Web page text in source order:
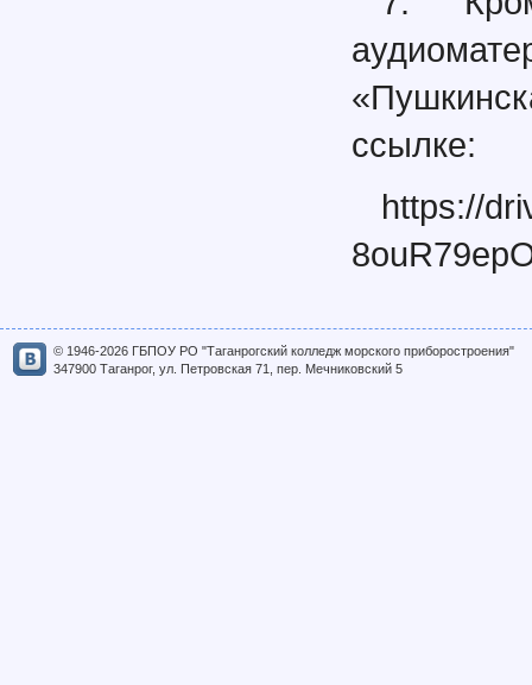
ссылке:
https://
© 1946-2026 ГБПОУ РО "Таганрогский колледж морского приборостроения"
347900 Таганрог, ул. Петровская 71, пер. Мечниковский 5